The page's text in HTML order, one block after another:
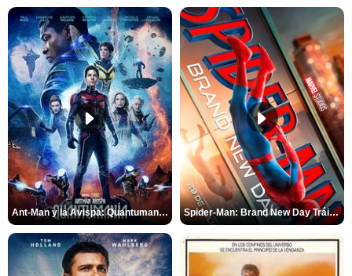
Ant-Man y la Avispa: Quantumanía Tráiler (2) Spider-Man: Brand New Day Tráiler (3)